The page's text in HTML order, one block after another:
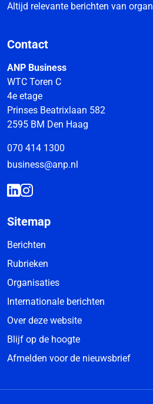
Altijd relevante berichten van
Contact
ANP Business
WTC Toren C
4e etage
Prinses Beatrixlaan 582
2595 BM Den Haag
070 414 1300
business@anp.nl
Sitemap
Berichten
Rubrieken
Organisaties
Internationale berichten
Over deze website
Blijf op de hoogte
Afmelden voor de nieuwsbrief